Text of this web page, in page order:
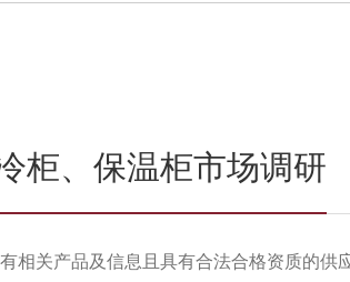
柜、保温柜市场调研
相关产品及信息且具有合法合格资质的供